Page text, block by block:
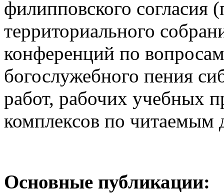
филипповского согласия
территориального
конференций по
богослужебного пения
работ, рабочих учебных
комплексов по читаемым
Основные публикации: